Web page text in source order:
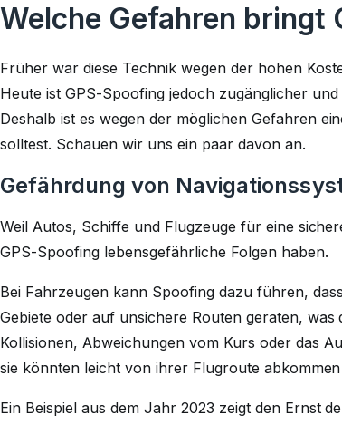
Welche Gefahren bringt
Früher war diese Technik wegen der hohen
Heute ist GPS-Spoofing jedoch zugänglicher
Deshalb ist es wegen der möglichen Gefahren
solltest. Schauen wir uns ein paar davon an.
Gefährdung von
Weil Autos, Schiffe und Flugzeuge für eine
GPS-Spoofing lebensgefährliche Folgen haben.
Bei Fahrzeugen kann Spoofing dazu führen,
Gebiete oder auf unsichere Routen geraten,
Kollisionen, Abweichungen vom Kurs oder das
sie könnten leicht von ihrer Flugroute
Ein Beispiel aus dem Jahr 2023 zeigt den Ernst